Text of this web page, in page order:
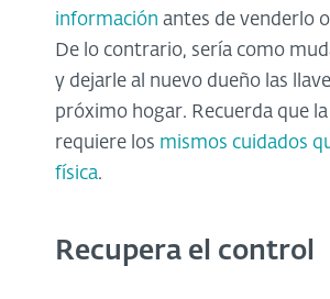
información antes de venderlo
De lo contrario, sería como
y dejarle al nuevo dueño las
próximo hogar. Recuerda que
requiere los mismos cuidados
física.
Recupera el control